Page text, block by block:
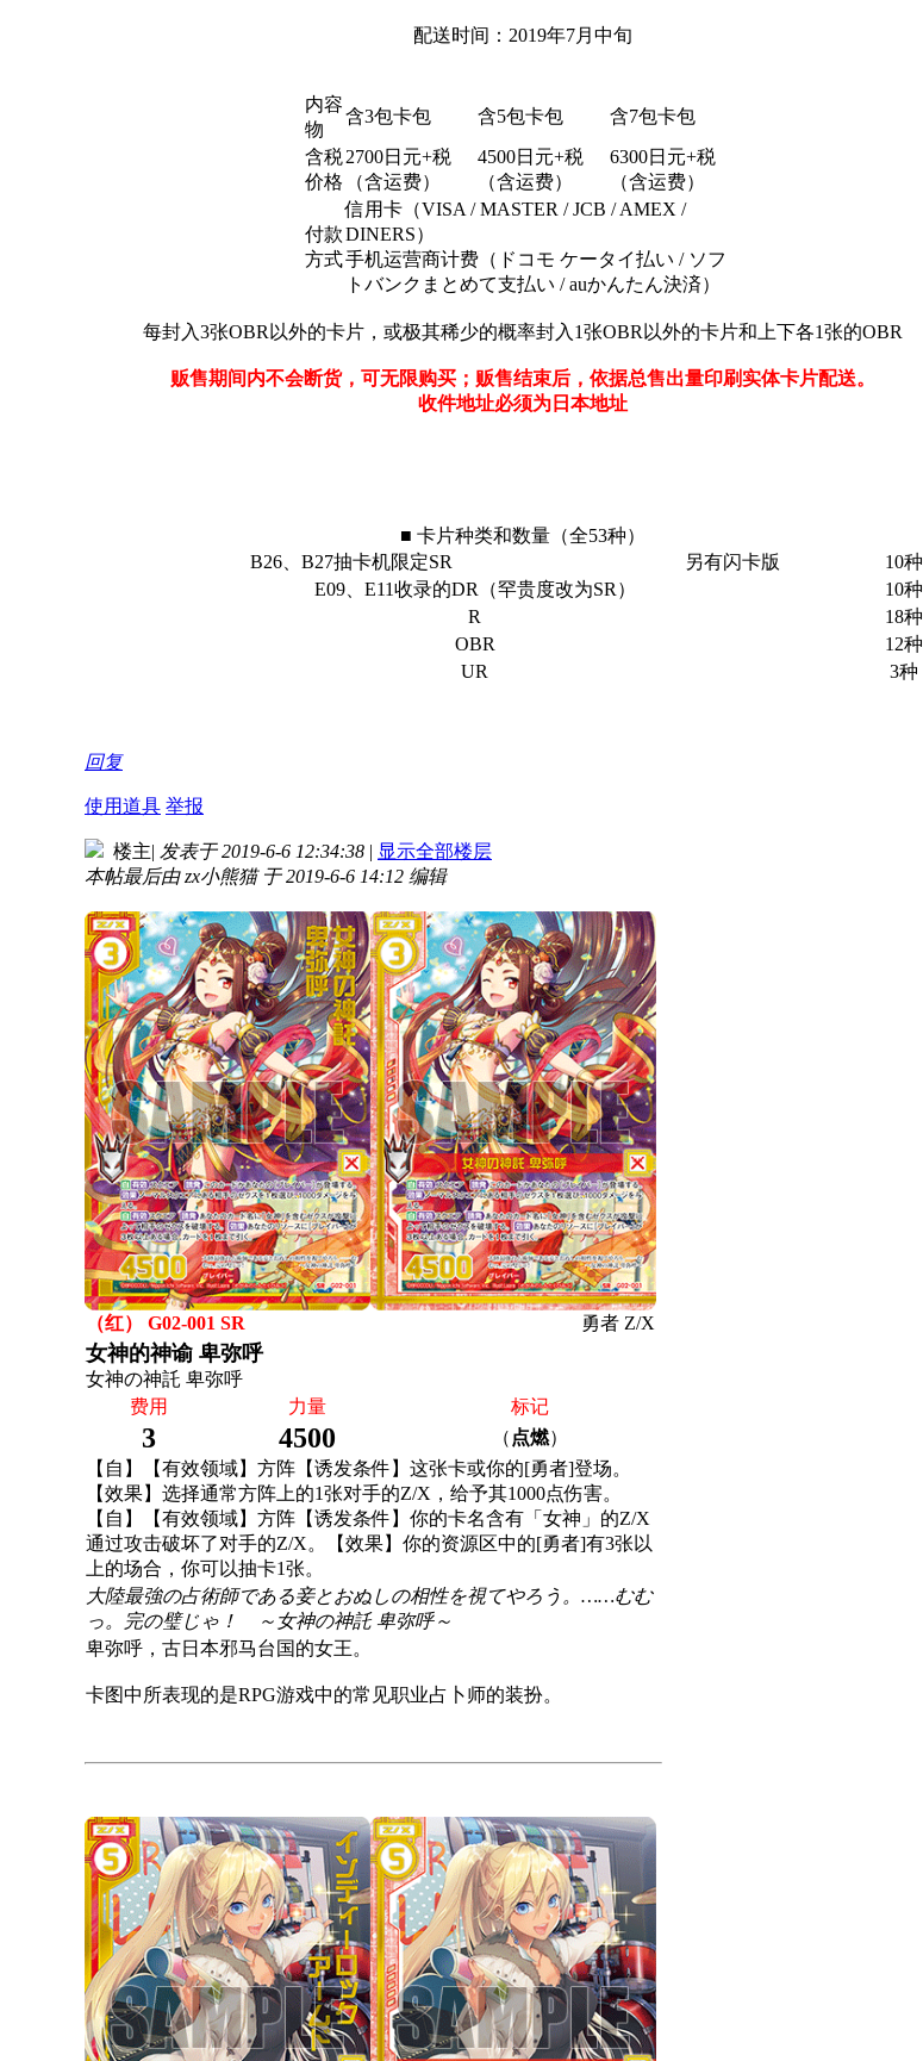
配送时间：2019年7月中旬
内容
物
含3包卡包 含5包卡包
含7包卡包
含税
价格
2700日元+税
（含运费）
4500日元+税
（含运费）
6300日元+税
（含运费）
付款
方式
信用卡（VISA / MASTER / JCB / AMEX /
DINERS）
手机运营商计费（ドコモ ケータイ払い / ソフ
トバンクまとめて支払い / auかんたん決済）
每封入3张OBR以外的卡片，或极其稀少的概率封入1张OBR以外的卡片和上下各1张的OBR
贩售期间内不会断货，可无限购买；贩售结束后，依据总售出量印刷实体卡片配送。
收件地址必须为日本地址
■ 卡片种类和数量（全53种）
B26、B27抽卡机限定SR
另有闪卡版
10种
E09、E11收录的DR（罕贵度改为SR）
10种
R
18种
OBR
12种
UR
3种
回复
使用道具 举报
楼主| 发表于 2019-6-6 12:34:38 | 显示全部楼层
本帖最后由 zx小熊猫 于 2019-6-6 14:12 编辑
（红） G02-001 SR 勇者 Z/X
女神的神谕 卑弥呼
女神の神託 卑弥呼
费用
力量 标记
3 4500 （ 点燃）
【自】【有效领域】方阵【诱发条件】这张卡或你的[勇者]登场。
【效果】选择通常方阵上的1张对手的Z/X，给予其1000点伤害。
【自】【有效领域】方阵【诱发条件】你的卡名含有「女神」的Z/X
通过攻击破坏了对手的Z/X。【效果】你的资源区中的[勇者]有3张以
上的场合，你可以抽卡1张。
大陸最強の占術師である妾とおぬしの相性を視てやろう。……むむ
っ。完の璧じゃ！ ～女神の神託 卑弥呼～
卑弥呼，古日本邪马台国的女王。
卡图中所表现的是RPG游戏中的常见职业占卜师的装扮。